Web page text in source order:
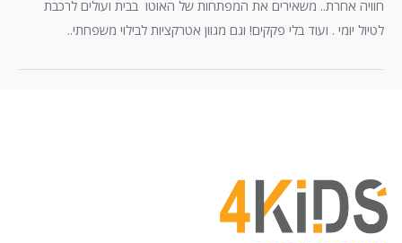
חוויה אחרת.. משאירים את המפתחות של האוטו בבית ועולים לרכבת
לטיול יומי . ועוד בלי פקקים! וגם מגוון אטרקציות לבילוי משפחתי..